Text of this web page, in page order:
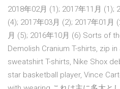
2018年02月 (1); 2017年11月 (1);
(4); 2017年03月 (2); 2017年01月
月 (5); 2016年10月 (6) Sorts of
Demolish Cranium T-shirts, zip
sweatshirt T-shirts, Nike Shox
star basketball player, Vince